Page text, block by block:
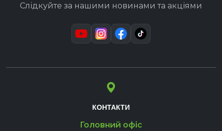
Слідкуйте за нашими новинами та акціями
КОНТАКТИ
Головний офіс